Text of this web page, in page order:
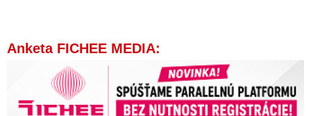
Anketa FICHEE MEDIA: